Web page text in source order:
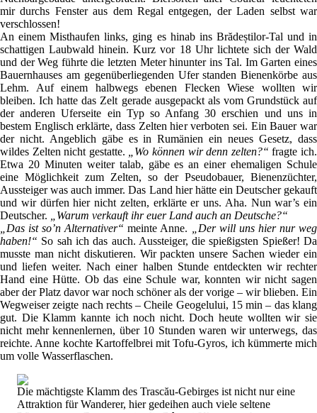
mir durchs Fenster aus dem Regal entgegen, der Laden selbst war
verschlossen!
An einem Misthaufen links, ging es hinab ins Brădeștilor-Tal und in
schattigen Laubwald hinein. Kurz vor 18 Uhr lichtete sich der Wald
und der Weg führte die letzten Meter hinunter ins Tal. Im Garten eines
Bauernhauses am gegenüberliegenden Ufer standen Bienenkörbe aus
Lehm. Auf einem halbwegs ebenen Flecken Wiese wollten wir
bleiben. Ich hatte das Zelt gerade ausgepackt als vom Grundstück auf
der anderen Uferseite ein Typ so Anfang 30 erschien und uns in
bestem Englisch erklärte, dass Zelten hier verboten sei. Ein Bauer war
der nicht. Angeblich gäbe es in Rumänien ein neues Gesetz, dass
wildes Zelten nicht gestatte.
„Wo können wir denn zelten?“ fragte ich.
Etwa 20 Minuten weiter talab, gäbe es an einer ehemaligen Schule
eine Möglichkeit zum Zelten, so der Pseudobauer, Bienenzüchter,
Aussteiger was auch immer. Das Land hier hätte ein Deutscher gekauft
und wir dürfen hier nicht zelten, erklärte er uns. Aha. Nun war’s ein
Deutscher.
„Warum verkauft ihr euer Land auch an Deutsche?“
„Das ist so’n Alternativer“ meinte Anne.
„Der will uns hier nur weg
haben!“ So sah ich das auch. Aussteiger, die spießigsten Spießer! Da
musste man nicht diskutieren. Wir packten unsere Sachen wieder ein
und liefen weiter. Nach einer halben Stunde entdeckten wir rechter
Hand eine Hütte. Ob das eine Schule war, konnten wir nicht sagen
aber der Platz davor war noch schöner als der vorige – wir blieben. Ein
Wegweiser zeigte nach rechts – Cheile Geogelului, 15 min – das klang
gut. Die Klamm kannte ich noch nicht. Doch heute wollten wir sie
nicht mehr kennenlernen, über 10 Stunden waren wir unterwegs, das
reichte. Anne kochte Kartoffelbrei mit Tofu-Gyros, ich kümmerte mich
um volle Wasserflaschen.
Die mächtigste Klamm des Trascău-Gebirges ist nicht nur eine
Attraktion für Wanderer, hier gedeihen auch viele seltene